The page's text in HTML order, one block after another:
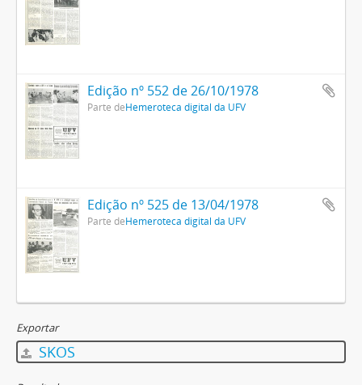
Edição nº 552 de 26/10/1978
Parte deHemeroteca digital da UFV
Edição nº 525 de 13/04/1978
Parte deHemeroteca digital da UFV
Exportar
SKOS